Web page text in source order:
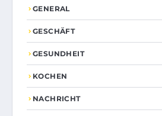
GENERAL
GESCHÄFT
GESUNDHEIT
KOCHEN
NACHRICHT